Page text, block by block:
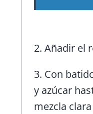
2. Añadir el
3. Con
y azúcar
mezcla